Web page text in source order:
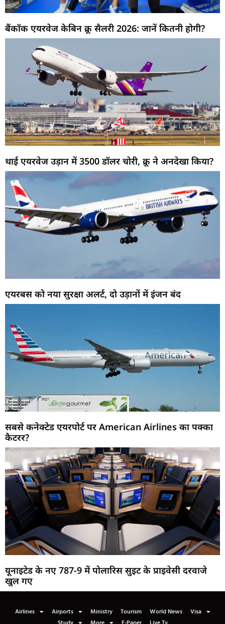
बैंकॉक एयरवेज केबिन क्रू सैलरी 2026: जानें कितनी होगी?
थाई एयरवेज उड़ान में 3500 डॉलर चोरी, क्रू ने अनदेखा किया?
एयरबस को नया सुरक्षा अलर्ट, दो उड़ानों में इंजन बंद
सबसे कनेक्टेड एयरपोर्ट पर American Airlines का पक्का
कैटरर?
यूनाइटेड के नए 787-9 में पोलारिस सुइट के प्राइवेसी दरवाजे
खुल गए
Airlines Airports Ministry Tourism World News
Visa